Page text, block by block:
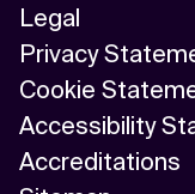
Legal
Privacy
Cookie
Accessibility
Accreditations